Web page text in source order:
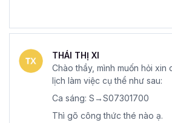
THÁI THỊ XI
Chào thầy, mình muốn hỏi
lịch làm việc cụ thể như sau:
Ca sáng: S→S07301700
Thì gõ công thức thé nào ạ.